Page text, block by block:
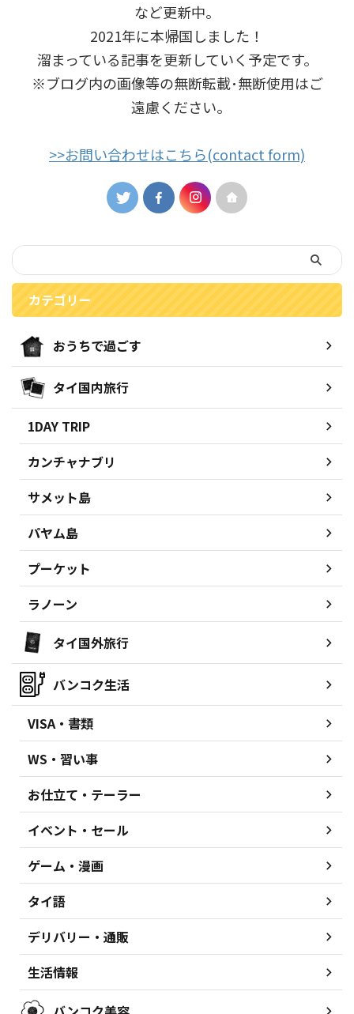
など更新中。
2021年に本帰国しました！
溜まっている記事を更新していく予定です。
※ブログ内の画像等の無断転載･無断使用はご
遠慮ください｡
>>お問い合わせはこちら(contact form)
カテゴリー
おうちで過ごす
タイ国内旅行
1DAY TRIP
カンチャナブリ
サメット島
パヤム島
プーケット
ラノーン
タイ国外旅行
バンコク生活
VISA・書類
WS・習い事
お仕立て・テーラー
イベント・セール
ゲーム・漫画
タイ語
デリバリー・通販
生活情報